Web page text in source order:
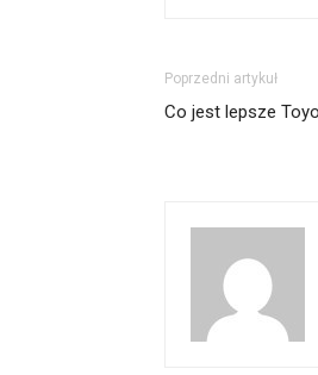
Poprzedni artykuł
Co jest lepsze